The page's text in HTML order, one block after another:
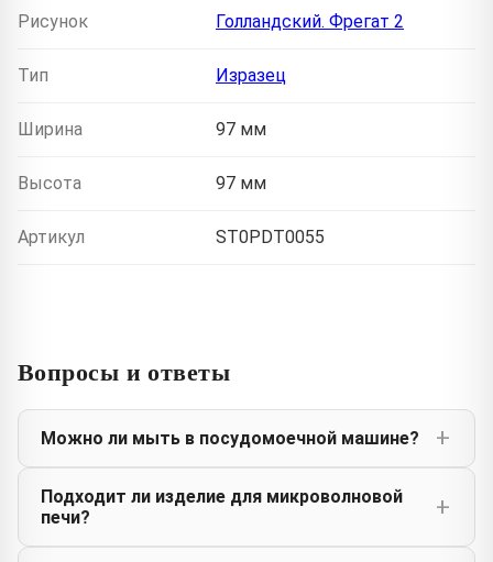
Рисунок Голландский. Фрегат 2
Тип Изразец
Ширина 97 мм
Высота 97 мм
Артикул ST0PDT0055
Вопросы и ответы
Можно ли мыть в посудомоечной машине?
Подходит ли изделие для микроволновой
печи?